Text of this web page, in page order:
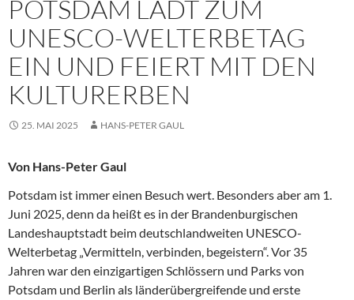
POTSDAM LÄDT ZUM
UNESCO-WELTERBETAG
EIN UND FEIERT MIT DEN
KULTURERBEN
25. MAI 2025 HANS-PETER GAUL
Von Hans-Peter Gaul
Potsdam ist immer einen Besuch wert. Besonders aber am 1.
Juni 2025, denn da heißt es in der Brandenburgischen
Landeshauptstadt beim deutschlandweiten UNESCO-
Welterbetag „Vermitteln, verbinden, begeistern“. Vor 35
Jahren war den einzigartigen Schlössern und Parks von
Potsdam und Berlin als länderübergreifende und erste